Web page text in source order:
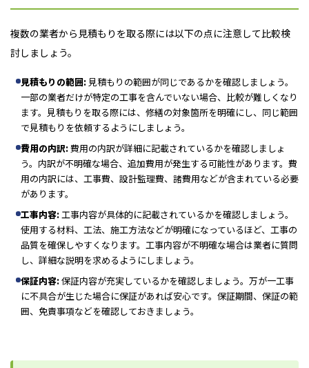
複数の業者から見積もりを取る際には以下の点に注意して比較検
討しましょう。
見積もりの範囲: 見積もりの範囲が同じであるかを確認しましょう。
一部の業者だけが特定の工事を含んでいない場合、比較が難しくなり
ます。見積もりを取る際には、修繕の対象箇所を明確にし、同じ範囲
で見積もりを依頼するようにしましょう。
費用の内訳:費用の内訳が詳細に記載されているかを確認しましょ
う。内訳が不明確な場合、追加費用が発生する可能性があります。費
用の内訳には、工事費、設計監理費、諸費用などが含まれている必要
があります。
工事内容:工事内容が具体的に記載されているかを確認しましょう。
使用する材料、工法、施工方法などが明確になっているほど、工事の
品質を確保しやすくなります。工事内容が不明確な場合は業者に質問
し、詳細な説明を求めるようにしましょう。
保証内容:保証内容が充実しているかを確認しましょう。万が一工事
に不具合が生じた場合に保証があれば安心です。保証期間、保証の範
囲、免責事項などを確認しておきましょう。